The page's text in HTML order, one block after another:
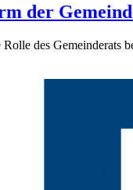
der
des Gemeinderats